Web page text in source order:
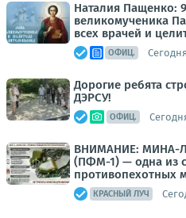
Наталия Пащенко: 9
великомученика
всех врачей и
ОФИЦ.
Дорогие ребята
ДЭРСУ!
ОФИЦ.
ВНИМАНИЕ: МИНА-
(ПФМ-1) — одна из
противопехотных
КРАСНЫЙ ЛУЧ